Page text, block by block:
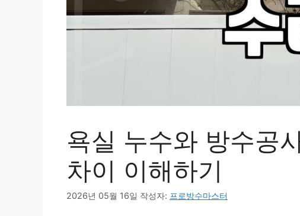
욕실 누수와 방수공
차이 이해하기
2026년 05월 16일 작성자: 프로방수마스터